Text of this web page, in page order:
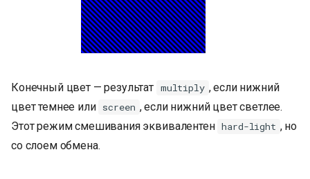
Конечный цвет — результат multiply , если нижний
цвет темнее или screen , если нижний цвет светлее.
Этот режим смешивания эквивалентен hard-light , но
со слоем обмена.